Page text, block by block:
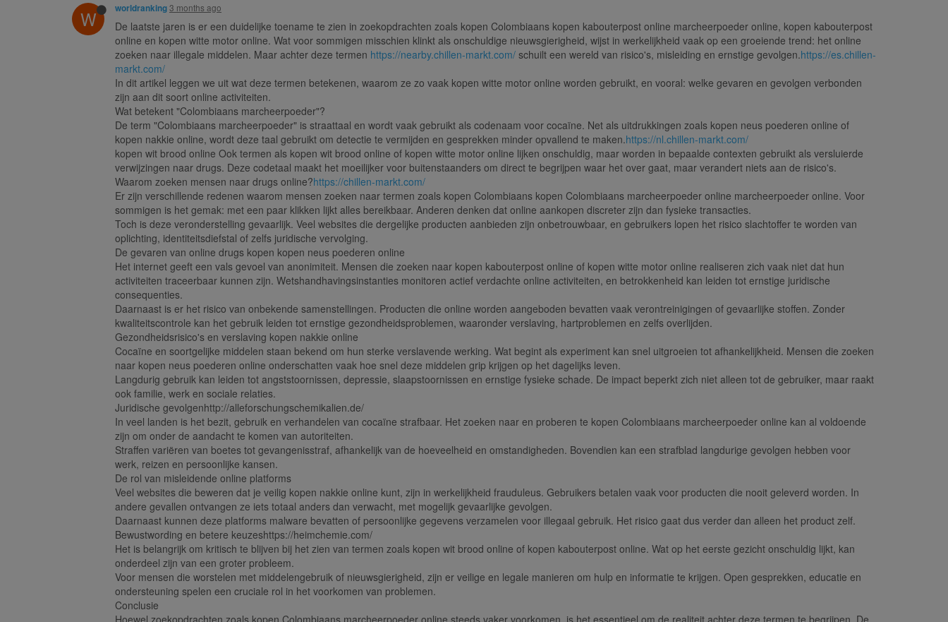
W worldranking3 months ago
De laatste jaren is er een duidelijke toename te zien in zoekopdrachten zoals kopen Colombiaans kopen kabouterpost online marcheerpoeder online, kopen kabouterpost
online en kopen witte motor online. Wat voor sommigen misschien klinkt als onschuldige nieuwsgierigheid, wijst in werkelijkheid vaak op een groeiende trend: het online
zoeken naar illegale middelen. Maar achter deze termen https://nearby.chillen-markt.com/ schuilt een wereld van risico's, misleiding en ernstige gevolgen.https://es.chillen-
markt.com/
In dit artikel leggen we uit wat deze termen betekenen, waarom ze zo vaak kopen witte motor online worden gebruikt, en vooral: welke gevaren en gevolgen verbonden
zijn aan dit soort online activiteiten.
Wat betekent "Colombiaans marcheerpoeder"?
De term "Colombiaans marcheerpoeder" is straattaal en wordt vaak gebruikt als codenaam voor cocaïne. Net als uitdrukkingen zoals kopen neus poederen online of
kopen nakkie online, wordt deze taal gebruikt om detectie te vermijden en gesprekken minder opvallend te maken.https://nl.chillen-markt.com/
kopen wit brood online Ook termen als kopen wit brood online of kopen witte motor online lijken onschuldig, maar worden in bepaalde contexten gebruikt als versluierde
verwijzingen naar drugs. Deze codetaal maakt het moeilijker voor buitenstaanders om direct te begrijpen waar het over gaat, maar verandert niets aan de risico's.
Waarom zoeken mensen naar drugs online?https://chillen-markt.com/
Er zijn verschillende redenen waarom mensen zoeken naar termen zoals kopen Colombiaans kopen Colombiaans marcheerpoeder online marcheerpoeder online. Voor
sommigen is het gemak: met een paar klikken lijkt alles bereikbaar. Anderen denken dat online aankopen discreter zijn dan fysieke transacties.
Toch is deze veronderstelling gevaarlijk. Veel websites die dergelijke producten aanbieden zijn onbetrouwbaar, en gebruikers lopen het risico slachtoffer te worden van
oplichting, identiteitsdiefstal of zelfs juridische vervolging.
De gevaren van online drugs kopen kopen neus poederen online
Het internet geeft een vals gevoel van anonimiteit. Mensen die zoeken naar kopen kabouterpost online of kopen witte motor online realiseren zich vaak niet dat hun
activiteiten traceerbaar kunnen zijn. Wetshandhavingsinstanties monitoren actief verdachte online activiteiten, en betrokkenheid kan leiden tot ernstige juridische
consequenties.
Daarnaast is er het risico van onbekende samenstellingen. Producten die online worden aangeboden bevatten vaak verontreinigingen of gevaarlijke stoffen. Zonder
kwaliteitscontrole kan het gebruik leiden tot ernstige gezondheidsproblemen, waaronder verslaving, hartproblemen en zelfs overlijden.
Gezondheidsrisico's en verslaving kopen nakkie online
Cocaïne en soortgelijke middelen staan bekend om hun sterke verslavende werking. Wat begint als experiment kan snel uitgroeien tot afhankelijkheid. Mensen die zoeken
naar kopen neus poederen online onderschatten vaak hoe snel deze middelen grip krijgen op het dagelijks leven.
Langdurig gebruik kan leiden tot angststoornissen, depressie, slaapstoornissen en ernstige fysieke schade. De impact beperkt zich niet alleen tot de gebruiker, maar raakt
ook familie, werk en sociale relaties.
Juridische gevolgenhttp://alleforschungschemikalien.de/
In veel landen is het bezit, gebruik en verhandelen van cocaïne strafbaar. Het zoeken naar en proberen te kopen Colombiaans marcheerpoeder online kan al voldoende
zijn om onder de aandacht te komen van autoriteiten.
Straffen variëren van boetes tot gevangenisstraf, afhankelijk van de hoeveelheid en omstandigheden. Bovendien kan een strafblad langdurige gevolgen hebben voor
werk, reizen en persoonlijke kansen.
De rol van misleidende online platforms
Veel websites die beweren dat je veilig kopen nakkie online kunt, zijn in werkelijkheid frauduleus. Gebruikers betalen vaak voor producten die nooit geleverd worden. In
andere gevallen ontvangen ze iets totaal anders dan verwacht, met mogelijk gevaarlijke gevolgen.
Daarnaast kunnen deze platforms malware bevatten of persoonlijke gegevens verzamelen voor illegaal gebruik. Het risico gaat dus verder dan alleen het product zelf.
Bewustwording en betere keuzeshttps://heimchemie.com/
Het is belangrijk om kritisch te blijven bij het zien van termen zoals kopen wit brood online of kopen kabouterpost online. Wat op het eerste gezicht onschuldig lijkt, kan
onderdeel zijn van een groter probleem.
Voor mensen die worstelen met middelengebruik of nieuwsgierigheid, zijn er veilige en legale manieren om hulp en informatie te krijgen. Open gesprekken, educatie en
ondersteuning spelen een cruciale rol in het voorkomen van problemen.
Conclusie
Hoewel zoekopdrachten zoals kopen Colombiaans marcheerpoeder online steeds vaker voorkomen, is het essentieel om de realiteit achter deze termen te begrijpen. De